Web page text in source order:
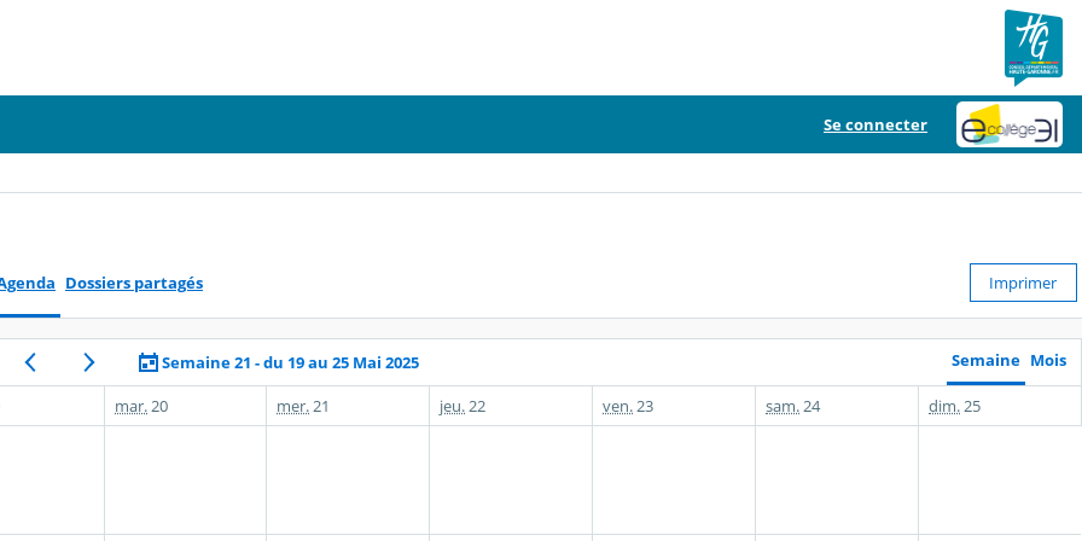
Se connecter
Dossiers partagés Imprimer
Semaine 21 - du 19 au 25 Mai 2025 Semaine Mois
mar. 20 mer. 21 jeu. 22 ven. 23 sam. 24 dim. 25